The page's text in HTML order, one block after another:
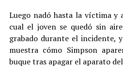
Luego nadó hasta la víctima y
cual el joven se quedó sin
grabado durante el incidente,
muestra cómo Simpson
buque tras apagar el aparato